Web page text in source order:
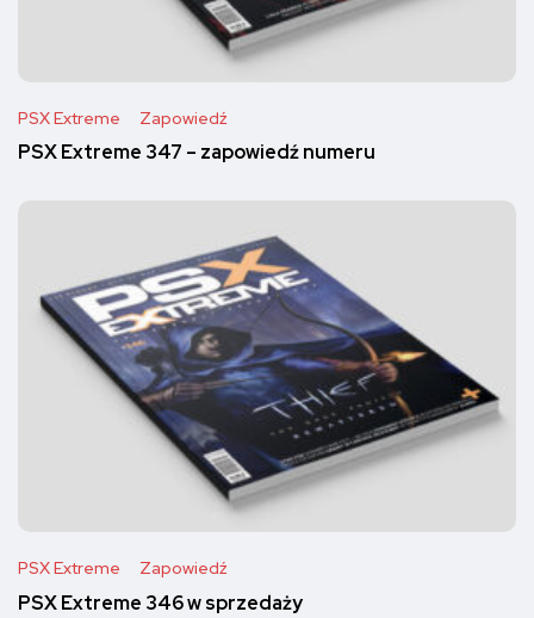
PSX Extreme Zapowiedź
PSX Extreme 347 – zapowiedź numeru
PSX Extreme Zapowiedź
PSX Extreme 346 w sprzedaży